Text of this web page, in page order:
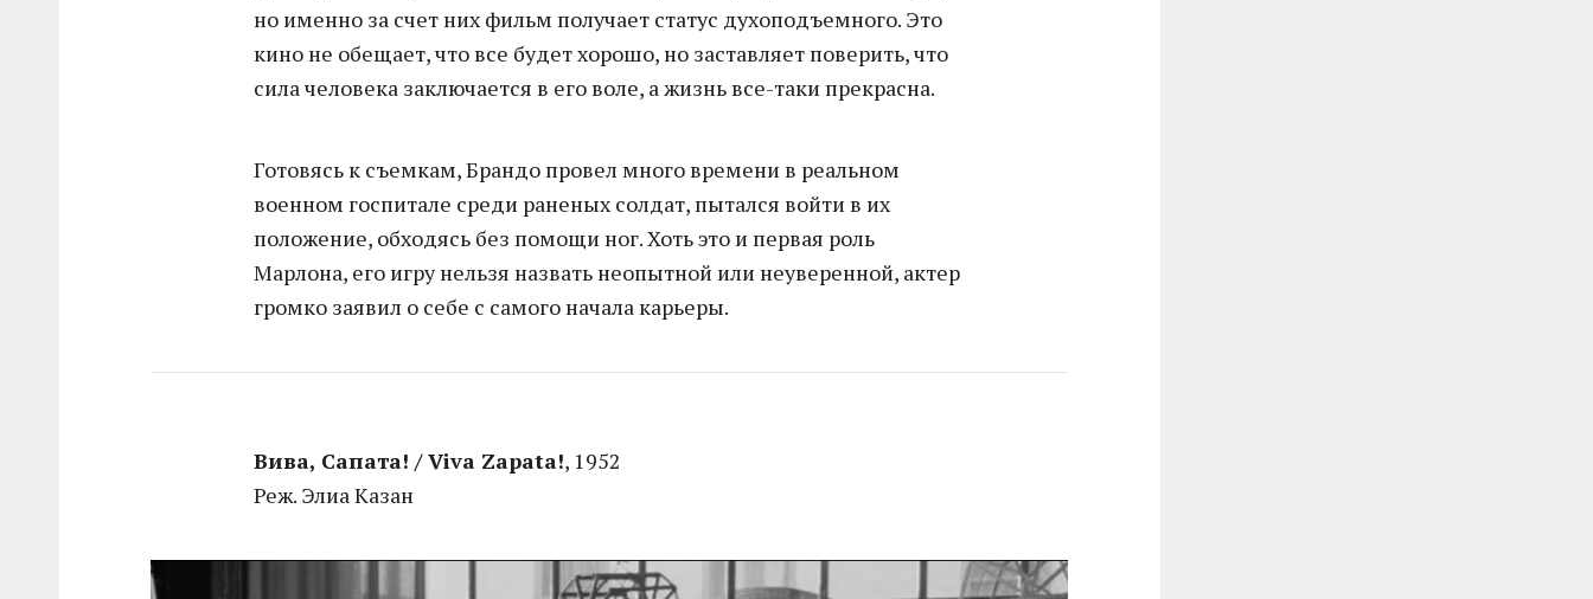
но именно за счет них фильм получает статус духоподъемного. Это
кино не обещает, что все будет хорошо, но заставляет поверить, что
сила человека заключается в его воле, а жизнь все-таки прекрасна.
Готовясь к съемкам, Брандо провел много времени в реальном
военном госпитале среди раненых солдат, пытался войти в их
положение, обходясь без помощи ног. Хоть это и первая роль
Марлона, его игру нельзя назвать неопытной или неуверенной, актер
громко заявил о себе с самого начала карьеры.
Вива, Сапата! / Viva Zapata!, 1952
Реж. Элиа Казан